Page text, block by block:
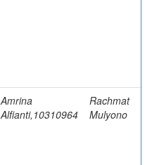
Amrina
Alfianti,10310964
Rachmat
Mulyono